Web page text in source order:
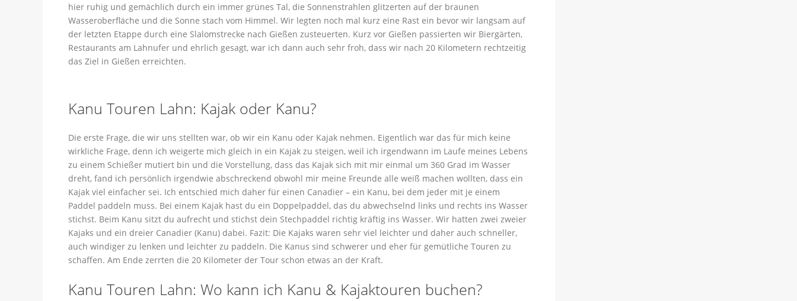
hier ruhig und gemächlich durch ein immer grünes Tal, die Sonnenstrahlen glitzerten auf der braunen
Wasseroberfläche und die Sonne stach vom Himmel. Wir legten noch mal kurz eine Rast ein bevor wir langsam auf
der letzten Etappe durch eine Slalomstrecke nach Gießen zusteuerten. Kurz vor Gießen passierten wir Biergärten,
Restaurants am Lahnufer und ehrlich gesagt, war ich dann auch sehr froh, dass wir nach 20 Kilometern rechtzeitig
das Ziel in Gießen erreichten.
Kanu Touren Lahn: Kajak oder Kanu?
Die erste Frage, die wir uns stellten war, ob wir ein Kanu oder Kajak nehmen. Eigentlich war das für mich keine
wirkliche Frage, denn ich weigerte mich gleich in ein Kajak zu steigen, weil ich irgendwann im Laufe meines Lebens
zu einem Schießer mutiert bin und die Vorstellung, dass das Kajak sich mit mir einmal um 360 Grad im Wasser
dreht, fand ich persönlich irgendwie abschreckend obwohl mir meine Freunde alle weiß machen wollten, dass ein
Kajak viel einfacher sei. Ich entschied mich daher für einen Canadier – ein Kanu, bei dem jeder mit je einem
Paddel paddeln muss. Bei einem Kajak hast du ein Doppelpaddel, das du abwechselnd links und rechts ins Wasser
stichst. Beim Kanu sitzt du aufrecht und stichst dein Stechpaddel richtig kräftig ins Wasser. Wir hatten zwei zweier
Kajaks und ein dreier Canadier (Kanu) dabei. Fazit: Die Kajaks waren sehr viel leichter und daher auch schneller,
auch windiger zu lenken und leichter zu paddeln. Die Kanus sind schwerer und eher für gemütliche Touren zu
schaffen. Am Ende zerrten die 20 Kilometer der Tour schon etwas an der Kraft.
Kanu Touren Lahn: Wo kann ich Kanu & Kajaktouren buchen?